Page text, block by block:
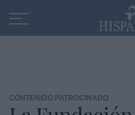
CONTENIDO PATROCINADO